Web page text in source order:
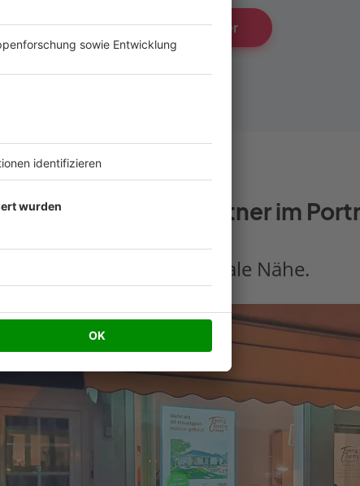
& Country Haus Franchise-Partner
Franchise-Partner im
Qualität und regionale Nähe.